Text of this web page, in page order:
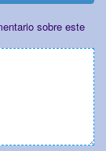
sobre este